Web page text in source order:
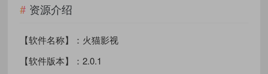
资源介绍
【软件名称】：火猫影视
【软件版本】：2.0.1